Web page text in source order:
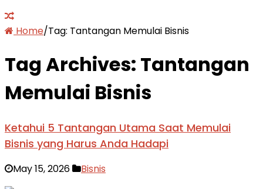
Home/Tag: Tantangan Memulai Bisnis
Tag Archives: Tantangan
Memulai Bisnis
Ketahui 5 Tantangan Utama Saat Memulai
Bisnis yang Harus Anda Hadapi
May 15, 2026 Bisnis